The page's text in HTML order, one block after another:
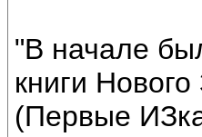
"В начале
книги
(Первые